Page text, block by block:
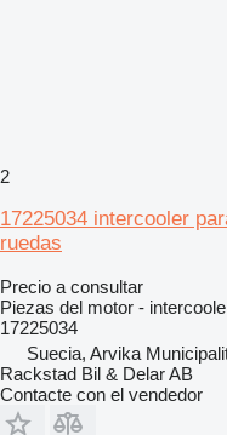
2
17225034 intercooler
ruedas
Precio a consultar
Piezas del motor -
17225034
Suecia, Arvika
Rackstad Bil & Delar AB
Contacte con el vendedor